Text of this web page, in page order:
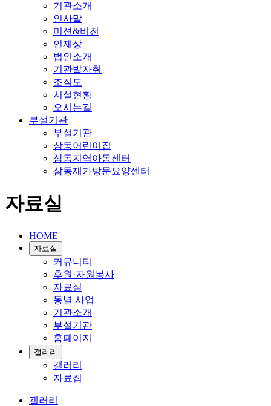
기관소개
인사말
미션&비전
인재상
법인소개
기관발자취
조직도
시설현황
오시는길
부설기관
부설기관
삼동어린이집
삼동지역아동센터
삼동재가방문요양센터
자료실
HOME
자료실
커뮤니티
후원·자원봉사
자료실
동별 사업
기관소개
부설기관
홈페이지
갤러리
갤러리
자료집
갤러리